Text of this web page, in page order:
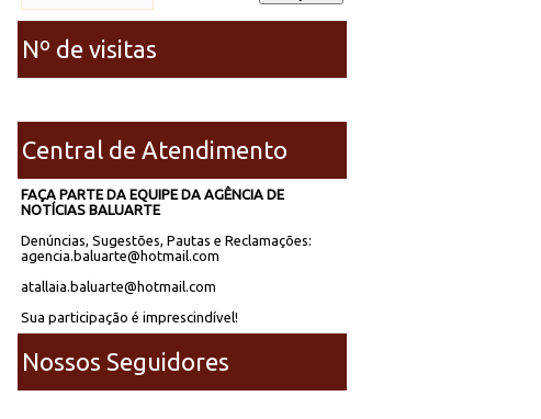
Nº de visitas
Central de Atendimento
FAÇA PARTE DA EQUIPE DA AGÊNCIA DE
NOTÍCIAS BALUARTE
Denúncias, Sugestões, Pautas e Reclamações:
agencia.baluarte@hotmail.com
atallaia.baluarte@hotmail.com
Sua participação é imprescindível!
Nossos Seguidores